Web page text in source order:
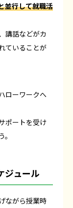
並行して就職活
講話などがカ
ていることが
ローワークへ
ポートを受け
ジュール
ながら授業時